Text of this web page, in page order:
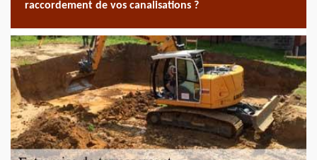
raccordement de vos canalisations ?